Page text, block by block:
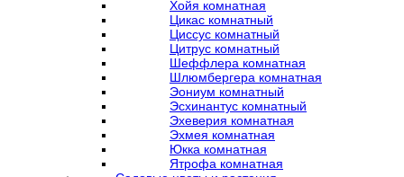
Хойя комнатная
Цикас комнатный
Циссус комнатный
Цитрус комнатный
Шеффлера комнатная
Шлюмбергера комнатная
Эониум комнатный
Эсхинантус комнатный
Эхеверия комнатная
Эхмея комнатная
Юкка комнатная
Ятрофа комнатная